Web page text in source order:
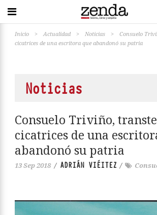
Inicio > Actualidad > Noticias >
Consuelo
cicatrices de una escritora que abandonó su patria
Noticias
Consuelo Triviño,
cicatrices de una
abandonó su patria
13 Sep 2018 / ADRIÁN VIÉITEZ /